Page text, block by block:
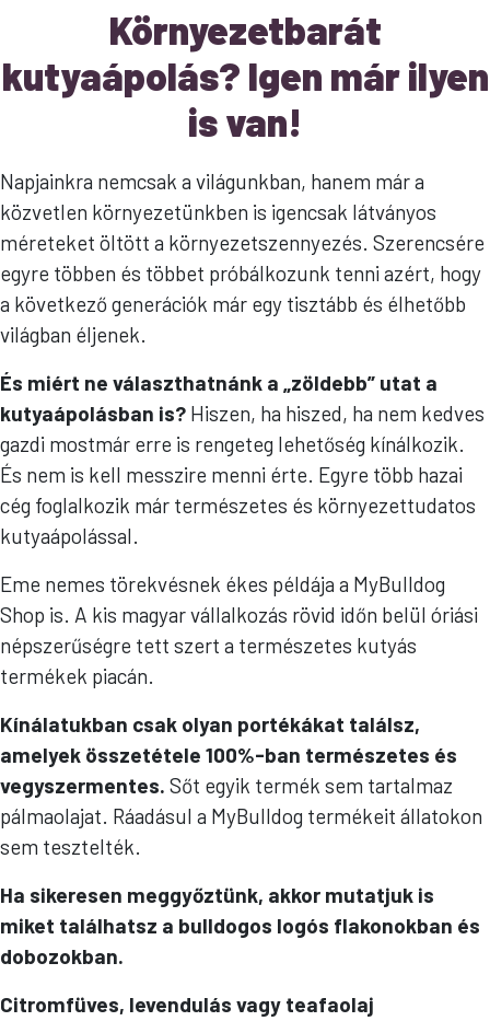
Környezetbarát
kutyaápolás? Igen már ilyen
is van!
Napjainkra nemcsak a világunkban, hanem már a
közvetlen környezetünkben is igencsak látványos
méreteket öltött a környezetszennyezés. Szerencsére
egyre többen és többet próbálkozunk tenni azért, hogy
a következő generációk már egy tisztább és élhetőbb
világban éljenek.
És miért ne választhatnánk a „zöldebb” utat a
kutyaápolásban is? Hiszen, ha hiszed, ha nem kedves
gazdi mostmár erre is rengeteg lehetőség kínálkozik.
És nem is kell messzire menni érte. Egyre több hazai
cég foglalkozik már természetes és környezettudatos
kutyaápolással.
Eme nemes törekvésnek ékes példája a MyBulldog
Shop is. A kis magyar vállalkozás rövid időn belül óriási
népszerűségre tett szert a természetes kutyás
termékek piacán.
Kínálatukban csak olyan portékákat találsz,
amelyek összetétele 100%-ban természetes és
vegyszermentes. Sőt egyik termék sem tartalmaz
pálmaolajat. Ráadásul a MyBulldog termékeit állatokon
sem tesztelték.
Ha sikeresen meggyőztünk, akkor mutatjuk is
miket találhatsz a bulldogos logós flakonokban és
dobozokban.
Citromfüves, levendulás vagy teafaolaj